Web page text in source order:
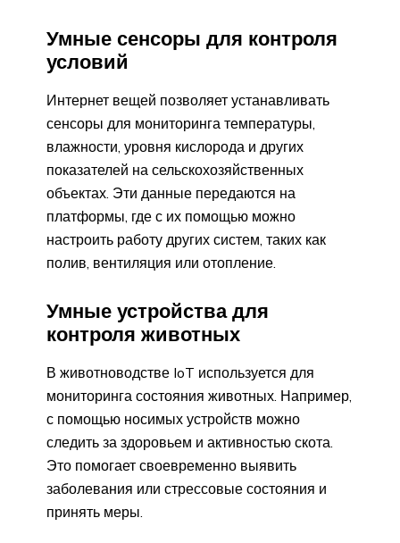
Умные сенсоры для контроля
условий
Интернет вещей позволяет устанавливать
сенсоры для мониторинга температуры,
влажности, уровня кислорода и других
показателей на сельскохозяйственных
объектах. Эти данные передаются на
платформы, где с их помощью можно
настроить работу других систем, таких как
полив, вентиляция или отопление.
Умные устройства для
контроля животных
В животноводстве IoT используется для
мониторинга состояния животных. Например,
с помощью носимых устройств можно
следить за здоровьем и активностью скота.
Это помогает своевременно выявить
заболевания или стрессовые состояния и
принять меры.